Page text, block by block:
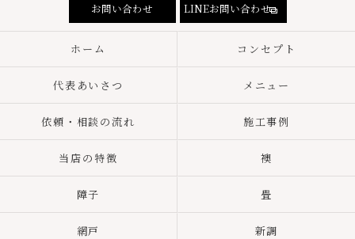
お問い合わせ LINEお問い合わせ
ホーム コンセプト
代表あいさつ メニュー
依頼・相談の流れ 施工事例
当店の特徴 襖
障子 畳
網戸 新調